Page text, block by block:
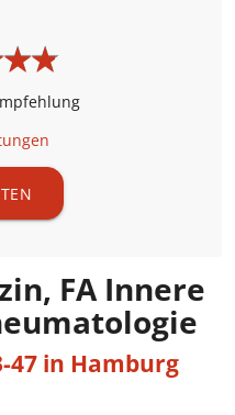
★★
★★
FA Innere
47 in Hamburg